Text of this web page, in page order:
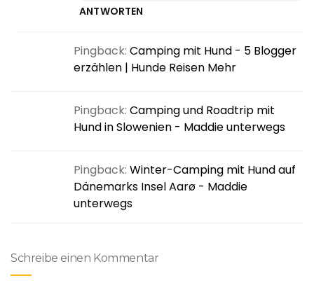
ANTWORTEN
Pingback: Camping mit Hund - 5 Blogger
erzählen | Hunde Reisen Mehr
Pingback: Camping und Roadtrip mit
Hund in Slowenien - Maddie unterwegs
Pingback: Winter-Camping mit Hund auf
Dänemarks Insel Aarø - Maddie
unterwegs
Schreibe einen Kommentar